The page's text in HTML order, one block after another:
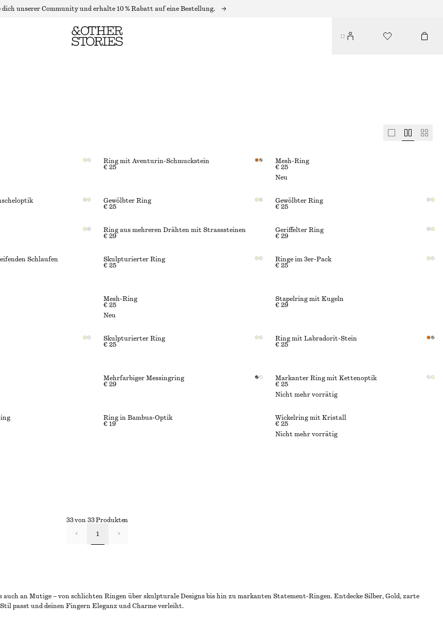
dich unserer Community und erhalte 10 % Rabatt auf eine Bestellung.
an Mutige – von schlichten Ringen über skulpturale Designs bis hin zu markanten Statement-Ringen. Entdecke Silber, Gold, zarte
passt und deinen Fingern Eleganz und Charme verleiht.
Ring mit Aventurin-Schmuckstein
€ 25
Mesh-Ring
€ 25
Neu
Gewölbter Ring
€ 25
Gewölbter Ring
€ 25
Ring aus mehreren Drähten mit Strasssteinen
€ 29
Geriffelter Ring
€ 29
Schlaufen
Skulpturierter Ring
€ 25
Ringe im 3er-Pack
€ 25
Mesh-Ring
€ 25
Neu
Stapelring mit Kugeln
€ 29
Skulpturierter Ring
€ 25
Ring mit Labradorit-Stein
€ 25
Mehrfarbiger Messingring
€ 29
Markanter Ring mit Kettenoptik
€ 25
Nicht mehr vorrätig
Ring in Bambus-Optik
€ 19
Wickelring mit Kristall
€ 25
Nicht mehr vorrätig
33 von 33 Produkten
1